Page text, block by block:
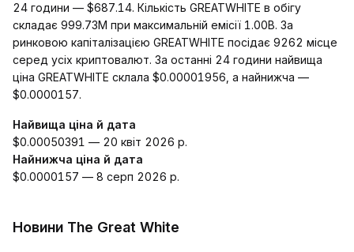
24 години — $687.14. Кількість GREATWHITE в обігу
складає 999.73M при максимальній емісії 1.00B. За
ринковою капіталізацією GREATWHITE посідає 9262 місце
серед усіх криптовалют. За останні 24 години найвища
ціна GREATWHITE склала $0.00001956, а найнижча —
$0.0000157.
Найвища ціна й дата
$0.00050391 — 20 квіт 2026 р.
Найнижча ціна й дата
$0.0000157 — 8 серп 2026 р.
Новини The Great White